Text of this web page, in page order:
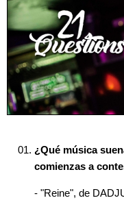
¿Qué música
comienzas a
- "Reine", de